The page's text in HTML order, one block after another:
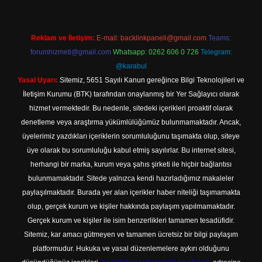
Reklam ve İletişim: E-mail: backlinkpaneli@gmail.com Teams:
forumhizmeti@gmail.com Whatsapp: 0262 606 0 726 Telegram:
@karabul
Yasal Uyarı: Sitemiz, 5651 Sayılı Kanun gereğince Bilgi Teknolojileri ve
İletişim Kurumu (BTK) tarafından onaylanmış bir Yer Sağlayıcı olarak
hizmet vermektedir. Bu nedenle, sitedeki içerikleri proaktif olarak
denetleme veya araştırma yükümlülüğümüz bulunmamaktadır. Ancak,
üyelerimiz yazdıkları içeriklerin sorumluluğunu taşımakta olup, siteye
üye olarak bu sorumluluğu kabul etmiş sayılırlar. Bu internet sitesi,
herhangi bir marka, kurum veya şahıs şirketi ile hiçbir bağlantısı
bulunmamaktadır. Sitede yalnızca kendi hazırladığımız makaleler
paylaşılmaktadır. Burada yer alan içerikler haber niteliği taşımamakta
olup, gerçek kurum ve kişiler hakkında paylaşım yapılmamaktadır.
Gerçek kurum ve kişiler ile isim benzerlikleri tamamen tesadüfidir.
Sitemiz, kar amacı gütmeyen ve tamamen ücretsiz bir bilgi paylaşım
platformudur. Hukuka ve yasal düzenlemelere aykırı olduğunu